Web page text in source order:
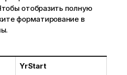
отобразить полную
форматирование в
YrStart